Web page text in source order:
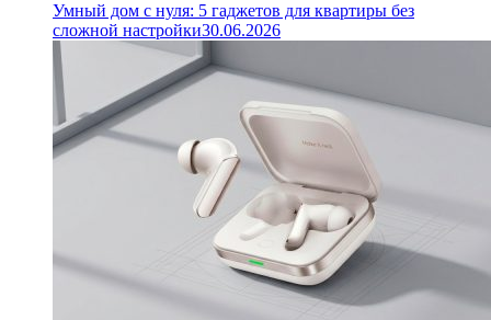
Умный дом с нуля: 5 гаджетов для квартиры без
сложной настройки30.06.2026